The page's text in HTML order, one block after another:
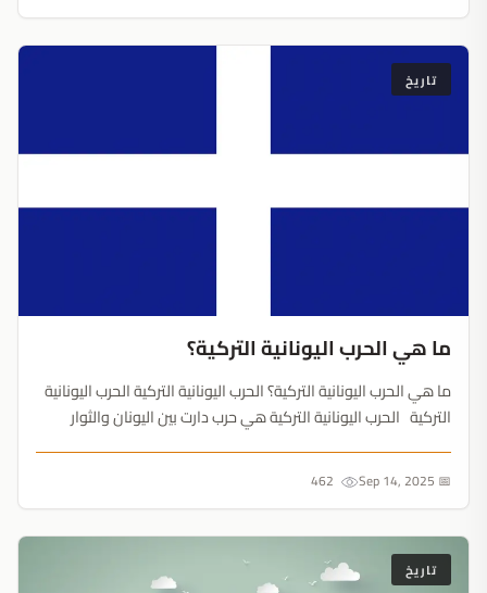
تاريخ
ما هي الحرب اليونانية التركية؟
ما هي الحرب اليونانية التركية؟ الحرب اليونانية التركية الحرب اليونانية
التركية الحرب اليونانية التركية هي حرب دارت بين اليونان والثوار
الحرب عندما قام مجموعة من ...📅 Sep 14, 2025
تاريخ